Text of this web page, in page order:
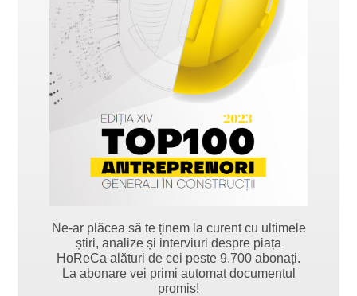
Ne-ar plăcea să te ținem la curent cu ultimele
știri, analize și interviuri despre piața
HoReCa alături de cei peste 9.700 abonați.
La abonare vei primi automat documentul
promis!